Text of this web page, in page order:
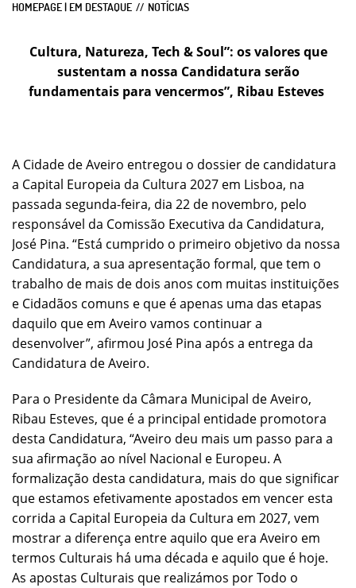
HOMEPAGE | EM DESTAQUE NOTÍCIAS
Cultura, Natureza, Tech & Soul”: os valores que
sustentam a nossa Candidatura serão
fundamentais para vencermos”, Ribau Esteves
A Cidade de Aveiro entregou o dossier de candidatura
a Capital Europeia da Cultura 2027 em Lisboa, na
passada segunda-feira, dia 22 de novembro, pelo
responsável da Comissão Executiva da Candidatura,
José Pina. “Está cumprido o primeiro objetivo da nossa
Candidatura, a sua apresentação formal, que tem o
trabalho de mais de dois anos com muitas instituições
e Cidadãos comuns e que é apenas uma das etapas
daquilo que em Aveiro vamos continuar a
desenvolver”, afirmou José Pina após a entrega da
Candidatura de Aveiro.
Para o Presidente da Câmara Municipal de Aveiro,
Ribau Esteves, que é a principal entidade promotora
desta Candidatura, “Aveiro deu mais um passo para a
sua afirmação ao nível Nacional e Europeu. A
formalização desta candidatura, mais do que significar
que estamos efetivamente apostados em vencer esta
corrida a Capital Europeia da Cultura em 2027, vem
mostrar a diferença entre aquilo que era Aveiro em
termos Culturais há uma década e aquilo que é hoje.
As apostas Culturais que realizámos por Todo o